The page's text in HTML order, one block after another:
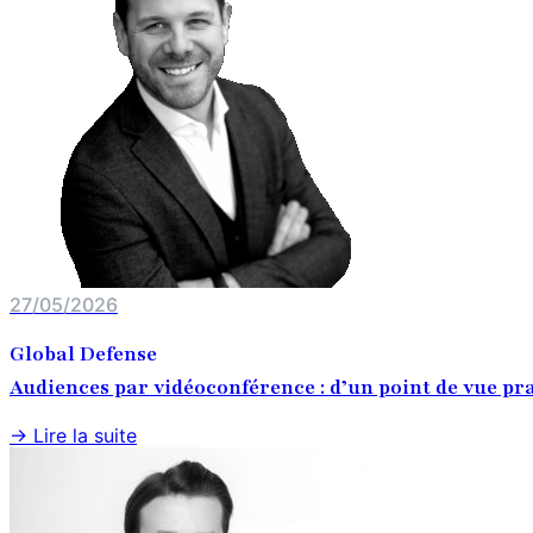
27/05/2026
Global Defense
Audiences par vidéoconférence : d’un point de vue
→ Lire la suite